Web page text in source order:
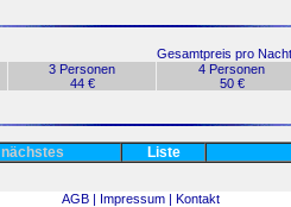
Gesamtpreis pro
3 Personen
44 €
4 Personen
50 €
nächstes Liste
AGB | Impressum | Kontakt